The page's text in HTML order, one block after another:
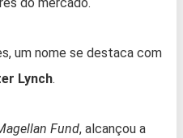
um nome se destaca com
Lynch.
Fund, alcançou a